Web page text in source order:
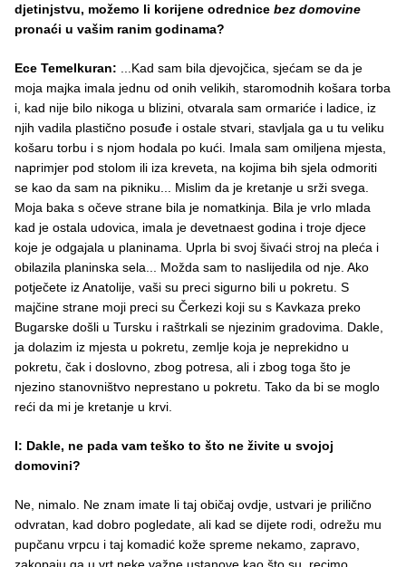
djetinjstvu, možemo li korijene odrednice bez domovine
pronaći u vašim ranim godinama?
Ece Temelkuran:
...Kad sam bila djevojčica, sjećam se da je
moja majka imala jednu od onih velikih, staromodnih košara torba
i, kad nije bilo nikoga u blizini, otvarala sam ormariće i ladice, iz
njih vadila plastično posuđe i ostale stvari, stavljala ga u tu veliku
košaru torbu i s njom hodala po kući. Imala sam omiljena mjesta,
naprimjer pod stolom ili iza kreveta, na kojima bih sjela odmoriti
se kao da sam na pikniku... Mislim da je kretanje u srži svega.
Moja baka s očeve strane bila je nomatkinja. Bila je vrlo mlada
kad je ostala udovica, imala je devetnaest godina i troje djece
koje je odgajala u planinama. Uprla bi svoj šivaći stroj na pleća i
obilazila planinska sela... Možda sam to naslijedila od nje. Ako
potječete iz Anatolije, vaši su preci sigurno bili u pokretu. S
majčine strane moji preci su Čerkezi koji su s Kavkaza preko
Bugarske došli u Tursku i raštrkali se njezinim gradovima. Dakle,
ja dolazim iz mjesta u pokretu, zemlje koja je neprekidno u
pokretu, čak i doslovno, zbog potresa, ali i zbog toga što je
njezino stanovništvo neprestano u pokretu. Tako da bi se moglo
reći da mi je kretanje u krvi.
I: Dakle, ne pada vam teško to što ne živite u svojoj
domovini?
Ne, nimalo. Ne znam imate li taj običaj ovdje, ustvari je prilično
odvratan, kad dobro pogledate, ali kad se dijete rodi, odrežu mu
pupčanu vrpcu i taj komadić kože spreme nekamo, zapravo,
zakopaju ga u vrt neke važne ustanove kao što su, recimo,